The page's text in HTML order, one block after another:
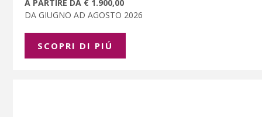
A PARTIRE DA € 1.900,00
DA GIUGNO AD AGOSTO 2026
SCOPRI DI PIÚ